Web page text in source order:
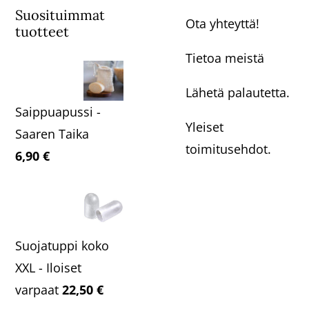
Suosituimmat
tuotteet
Saippuapussi -
Saaren Taika
6,90€
Suojatuppi koko
XXL - Iloiset
varpaat 22,50€
Ota yhteyttä!
Tietoa meistä
Lähetä palautetta.
Yleiset
toimitusehdot.